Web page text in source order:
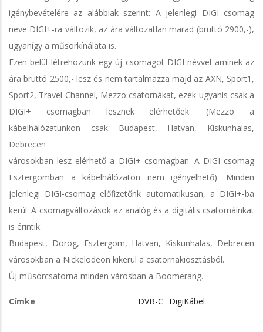
igénybevételére az alábbiak szerint: A jelenlegi DIGI csomag
neve DIGI+-ra változik, az ára változatlan marad (bruttó 2900,-),
ugyanígy a műsorkínálata is.
Ezen belül létrehozunk egy új csomagot DIGI névvel aminek az
ára bruttó 2500,- lesz és nem tartalmazza majd az AXN, Sport1,
Sport2, Travel Channel, Mezzo csatornákat, ezek ugyanis csak a
DIGI+ csomagban lesznek elérhetőek. (Mezzo a
kábelhálózatunkon csak Budapest, Hatvan, Kiskunhalas,
Debrecen
városokban lesz elérhető a DIGI+ csomagban. A DIGI csomag
Esztergomban a kábelhálózaton nem igényelhető). Minden
jelenlegi DIGI-csomag előfizetőnk automatikusan, a DIGI+-ba
kerül. A csomagváltozások az analóg és a digitális csatornáinkat
is érintik.
Budapest, Dorog, Esztergom, Hatvan, Kiskunhalas, Debrecen
városokban a Nickelodeon kikerül a csatornakiosztásból.
Új műsorcsatorna minden városban a Boomerang.
Címke DVB-C DigiKábel